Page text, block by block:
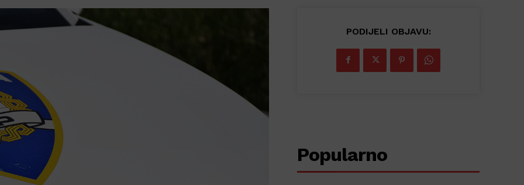
PODIJELI OBJAVU:
Popularno